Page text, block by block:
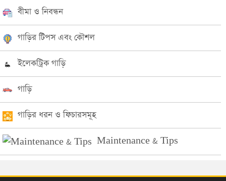
বীমা ও নিবন্ধন
গাড়ির টিপস এবং কৌশল
ইলেকট্রিক গাড়ি
গাড়ি
গাড়ির ধরন ও ফিচারসমূহ
Maintenance & Tips